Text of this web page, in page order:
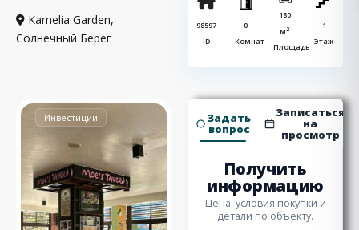
Kamelia Garden,
Солнечный Берег
98597
ID
0
Комнат
180
м2
Площадь
1
Этаж
Инвестиции Задать
вопрос
Записаться
на
просмотр
Получить
информацию
Цена, условия покупки и
детали по объекту.